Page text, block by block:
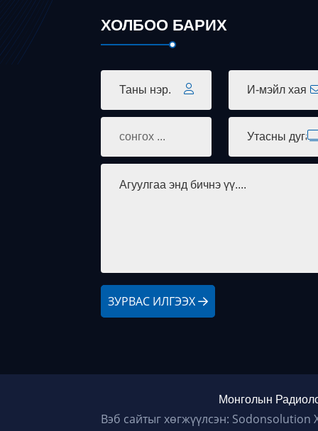
ХОЛБОО БАРИХ
ЗУРВАС ИЛГЭЭХ
Монголын
Вэб сайтыг хөгжүүлсэн: Sodonsolution